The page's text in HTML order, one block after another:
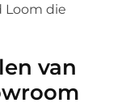
Loom die
van